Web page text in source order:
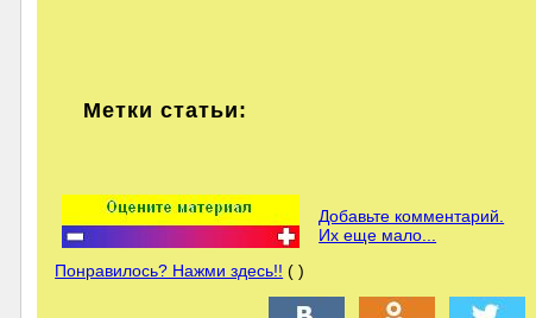
Метки статьи:
Добавьте комментарий.
Их еще мало...
Понравилось? Нажми здесь!! ( )